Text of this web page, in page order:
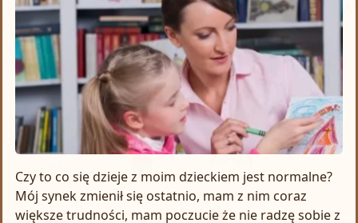
Czy to co się dzieje z moim dzieckiem jest normalne?
Mój synek zmienił się ostatnio, mam z nim coraz
większe trudności, mam poczucie że nie radzę sobie z